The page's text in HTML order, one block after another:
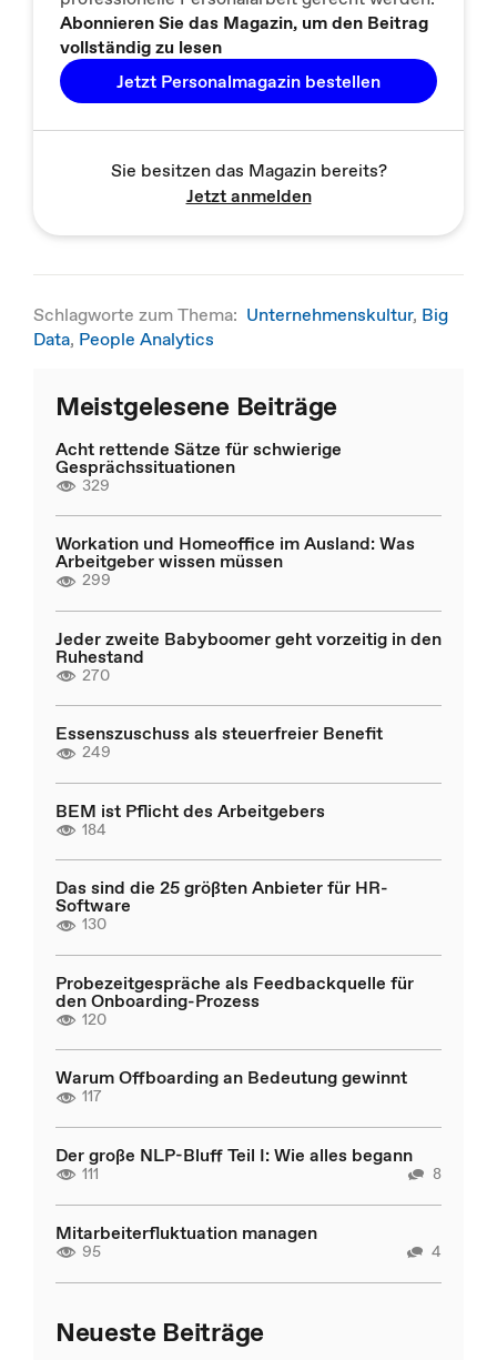
Abonnieren Sie das Magazin, um den Beitrag
vollständig zu lesen
Jetzt Personalmagazin bestellen
Sie besitzen das Magazin bereits?
Jetzt anmelden
Schlagworte zum Thema: Unternehmenskultur, Big
Data, People Analytics
Meistgelesene Beiträge
Acht rettende Sätze für schwierige
Gesprächssituationen
329
Workation und Homeoffice im Ausland: Was
Arbeitgeber wissen müssen
299
Jeder zweite Babyboomer geht vorzeitig in den
Ruhestand
270
Essenszuschuss als steuerfreier Benefit
249
BEM ist Pflicht des Arbeitgebers
184
Das sind die 25 größten Anbieter für HR-
Software
130
Probezeitgespräche als Feedbackquelle für
den Onboarding-Prozess
120
Warum Offboarding an Bedeutung gewinnt
117
Der große NLP-Bluff Teil I: Wie alles begann
111 8
Mitarbeiterfluktuation managen
95 4
Neueste Beiträge